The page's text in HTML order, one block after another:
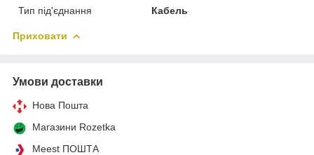
Тип під'єднання
Кабель
Приховати
Умови доставки
Нова Пошта
Магазини Rozetka
Meest ПОШТА